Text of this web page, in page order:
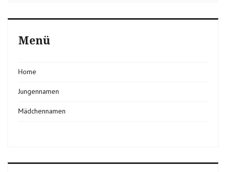
Menü
Home
Jungennamen
Mädchennamen